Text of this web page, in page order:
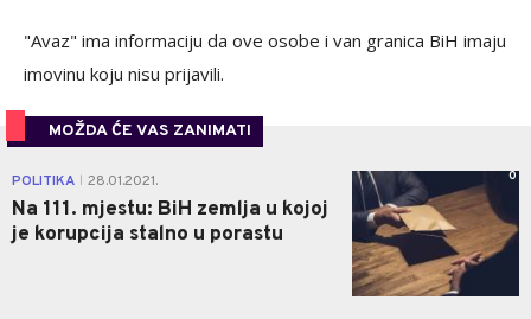
"Avaz" ima informaciju da ove osobe i van granica BiH imaju
imovinu koju nisu prijavili.
MOŽDA ĆE VAS ZANIMATI
POLITIKA 28.01.2021.
Na 111. mjestu: BiH zemlja u kojoj
je korupcija stalno u porastu
0